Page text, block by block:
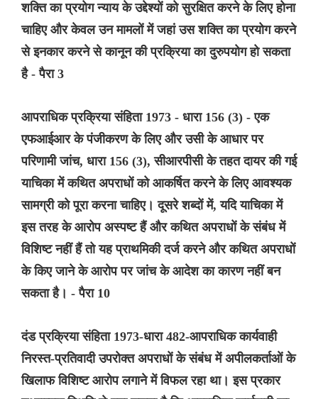
शक्ति का प्रयोग न्याय के उद्देश्यों को सुरक्षित करने के लिए होना
चाहिए और केवल उन मामलों में जहां उस शक्ति का प्रयोग करने
से इनकार करने से कानून की प्रक्रिया का दुरुपयोग हो सकता
है - पैरा 3
आपराधिक प्रक्रिया संहिता 1973 - धारा 156 (3) - एक
एफआईआर के पंजीकरण के लिए और उसी के आधार पर
परिणामी जांच, धारा 156 (3), सीआरपीसी के तहत दायर की गई
याचिका में कथित अपराधों को आकर्षित करने के लिए आवश्यक
सामग्री को पूरा करना चाहिए। दूसरे शब्दों में, यदि याचिका में
इस तरह के आरोप अस्पष्ट हैं और कथित अपराधों के संबंध में
विशिष्ट नहीं हैं तो यह प्राथमिकी दर्ज करने और कथित अपराधों
के किए जाने के आरोप पर जांच के आदेश का कारण नहीं बन
सकता है। - पैरा 10
दंड प्रक्रिया संहिता 1973-धारा 482-आपराधिक कार्यवाही
निरस्त-प्रतिवादी उपरोक्त अपराधों के संबंध में अपीलकर्ताओं के
खिलाफ विशिष्ट आरोप लगाने में विफल रहा था। इस प्रकार